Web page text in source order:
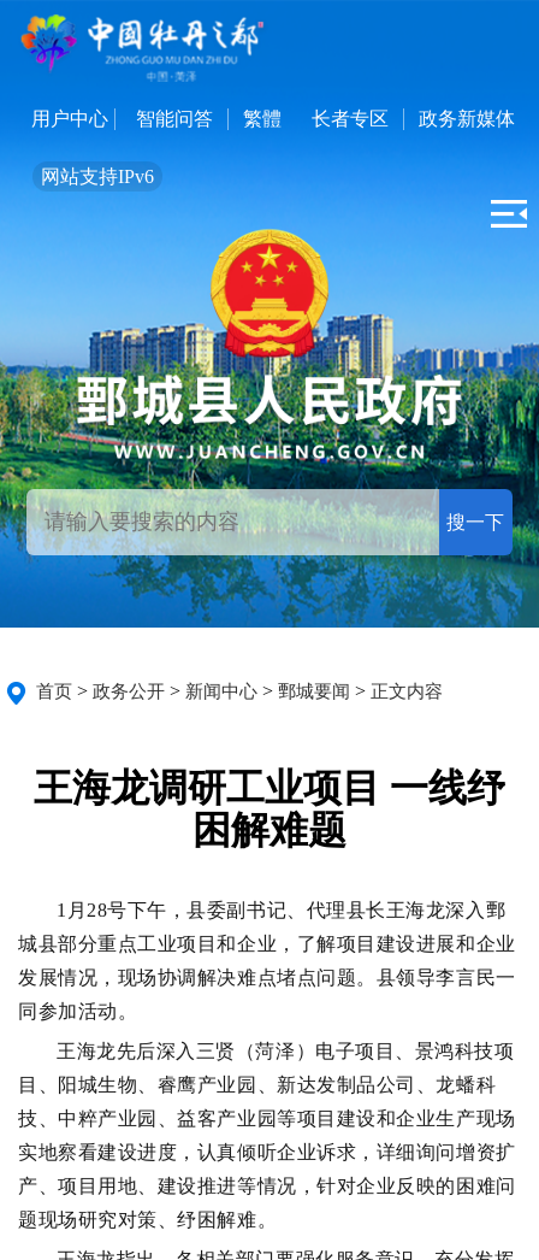
用户中心 智能问答 繁體 长者专区 政务新媒体
网站支持IPv6
搜一下
首页 > 政务公开 > 新闻中心 > 鄄城要闻 > 正文内容
王海龙调研工业项目 一线纾
困解难题
1月28号下午，县委副书记、代理县长王海龙深入鄄
城县部分重点工业项目和企业，了解项目建设进展和企业
发展情况，现场协调解决难点堵点问题。县领导李言民一
同参加活动。
王海龙先后深入三贤（菏泽）电子项目、景鸿科技项
目、阳城生物、睿鹰产业园、新达发制品公司、龙蟠科
技、中粹产业园、益客产业园等项目建设和企业生产现场
实地察看建设进度，认真倾听企业诉求，详细询问增资扩
产、项目用地、建设推进等情况，针对企业反映的困难问
题现场研究对策、纾困解难。